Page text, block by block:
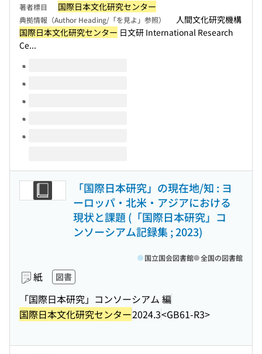
著者標目 国際日本文化研究センター
典拠情報（Author Heading/「を見よ」参照）
人間文化研究機構
国際日本文化研究センター 日文研 International Research
Ce...
このタイトルの巻号
「国際日本研究」の現在地/知 : ヨ
ーロッパ・北米・アジアにおける
現状と課題 (「国際日本研究」コ
ンソーシアム記録集 ; 2023)
紙 図書
「国際日本研究」コンソーシアム 編
国際日本文化研究センター2024.3<GB61-R3>
国立国会図書館 全国の図書館